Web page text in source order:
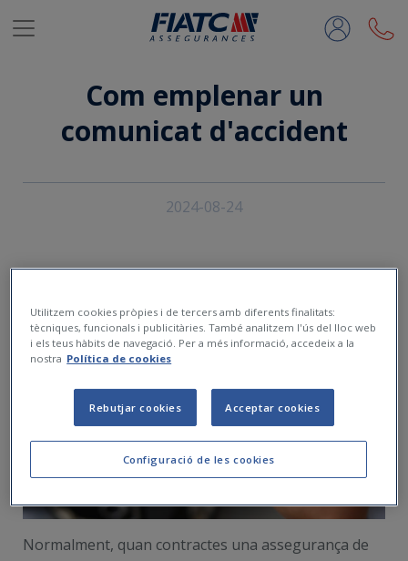
Salta al contingut principal
Com emplenar un
comunicat d'accident
2024-08-24
Normalment, quan contractes una assegurança de
Utilitzem cookies pròpies i de tercers amb diferents finalitats:
tècniques, funcionals i publicitàries. També analitzem l'ús del lloc web
i els teus hàbits de navegació. Per a més informació, accedeix a la
nostra Política de cookies
Configuració de les cookies
Rebutjar cookies Acceptar cookies